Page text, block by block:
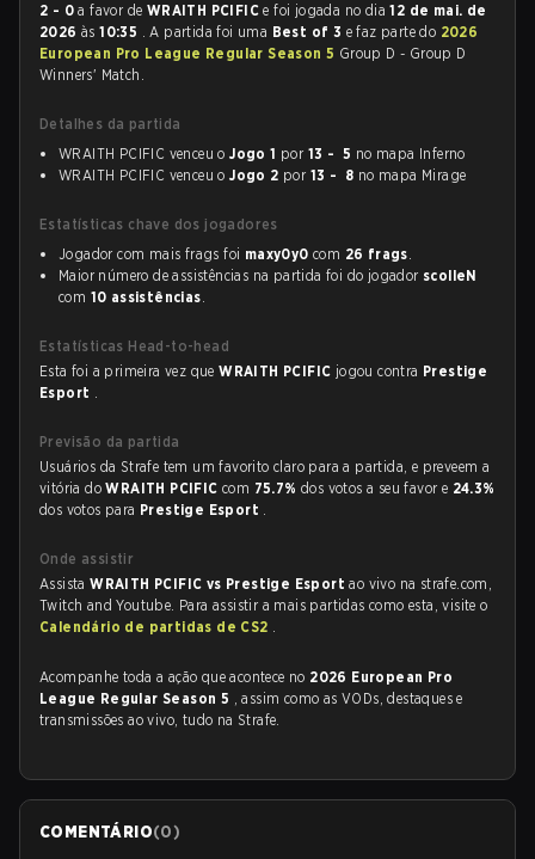
2 - 0 a favor de WRAITH PCIFICe foi jogada no dia12 de mai. de
2026 às10:35 . A partida foi uma Best of 3 e faz parte do 2026
European Pro League Regular Season 5 Group D - Group D
Winners' Match.
Detalhes da partida
WRAITH PCIFIC venceu oJogo 1 por 13 - 5 no mapa Inferno
WRAITH PCIFIC venceu oJogo 2 por 13 - 8 no mapa Mirage
Estatísticas chave dos jogadores
Jogador com mais frags foi maxy0y0 com 26 frags.
Maior número de assistências na partida foi do jogador scolleN
com 10 assistências.
Estatísticas Head-to-head
Esta foi a primeira vez queWRAITH PCIFIC jogou contra Prestige
Esport .
Previsão da partida
Usuários da Strafe tem um favorito claro para a partida, e preveem a
vitória doWRAITH PCIFICcom 75.7%dos votos a seu favor e 24.3%
dos votos para Prestige Esport .
Onde assistir
AssistaWRAITH PCIFIC vs Prestige Esportao vivo na strafe.com,
Twitch and Youtube. Para assistir a mais partidas como esta, visite o
Calendário de partidas de CS2 .
Acompanhe toda a ação que acontece no 2026 European Pro
League Regular Season 5 , assim como as VODs, destaques e
transmissões ao vivo, tudo na Strafe.
COMENTÁRIO(0)